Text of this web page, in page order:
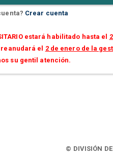
Crear cuenta
estará habilitado hasta el
el 2 de enero de la
su gentil atención.
© DIVISIÓN DE